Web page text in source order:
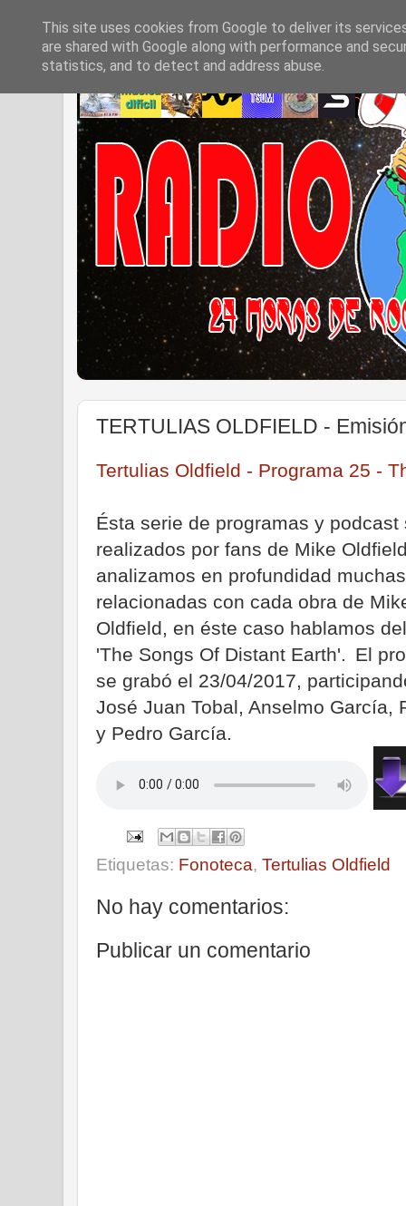
TERTULIAS OLDFIELD -
Tertulias Oldfield - Programa 25 -
Ésta serie de programas y podcast
realizados por fans de Mike
analizamos en profundidad
relacionadas con cada obra de
Oldfield, en éste caso hablamos
'The Songs Of Distant Earth'. El
se grabó el 23/04/2017,
José Juan Tobal, Anselmo García,
y Pedro García.
Etiquetas: Fonoteca, Tertulias Oldfield
No hay comentarios:
Publicar un comentario
This site uses cookies from Google to deliver its
are shared with Google along with performance and
statistics, and to detect and address abuse.